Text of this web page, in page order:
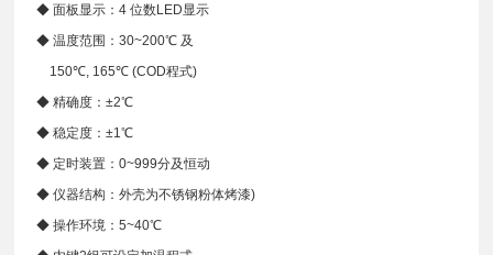
◆ 面板显示：4 位数LED显示
◆ 温度范围：30~200℃ 及
150℃, 165℃ (COD程式)
◆ 精确度：±2℃
◆ 稳定度：±1℃
◆ 定时装置：0~999分及恒动
◆ 仪器结构：外壳为不锈钢粉体烤漆)
◆ 操作环境：5~40℃